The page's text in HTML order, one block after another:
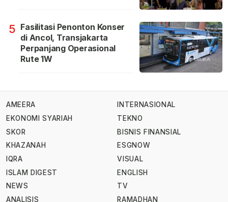
5 Fasilitasi Penonton Konser
di Ancol, Transjakarta
Perpanjang Operasional
Rute 1W
AMEERA
EKONOMI SYARIAH
SKOR
KHAZANAH
IQRA
ISLAM DIGEST
NEWS
ANALISIS
INTERNASIONAL
TEKNO
BISNIS FINANSIAL
ESGNOW
VISUAL
ENGLISH
TV
RAMADHAN